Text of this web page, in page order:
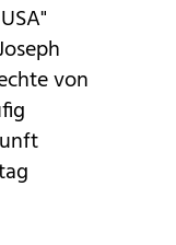
von